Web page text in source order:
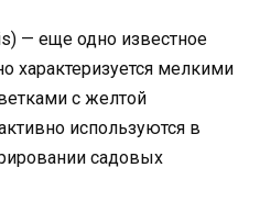
— еще одно известное
характеризуется мелкими
с желтой
используются в
садовых